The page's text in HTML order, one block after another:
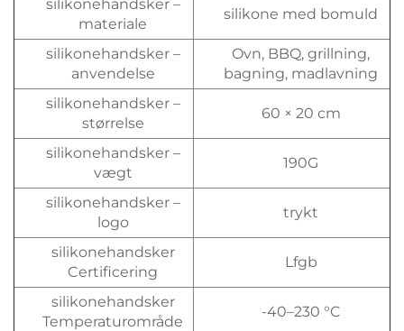
silikonehandsker –
materiale
silikone med bomuld
silikonehandsker –
anvendelse
Ovn, BBQ, grillning,
bagning, madlavning
silikonehandsker –
størrelse
60 × 20 cm
silikonehandsker –
vægt
190G
silikonehandsker –
logo
trykt
silikonehandsker
Certificering
Lfgb
silikonehandsker
Temperaturområde
-40–230 °C